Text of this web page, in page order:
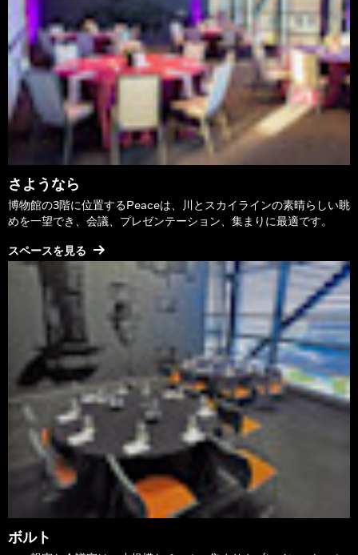
さようなら
博物館の3階に位置するPeaceは、川とスカイラインの素晴らしい眺
めを一望でき、会議、プレゼンテーション、集まりに最適です。
スペースを見る
ボルト